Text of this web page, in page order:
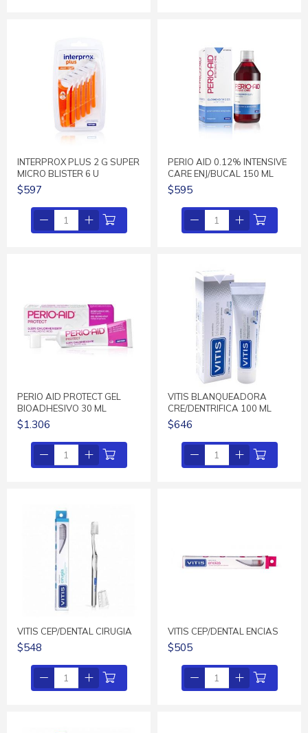
INTERPROX PLUS 2 G SUPER
MICRO BLISTER 6 U
$597
PERIO AID 0.12% INTENSIVE
CARE ENJ/BUCAL 150 ML
$595
PERIO AID PROTECT GEL
BIOADHESIVO 30 ML
$1.306
VITIS BLANQUEADORA
CRE/DENTRIFICA 100 ML
$646
VITIS CEP/DENTAL CIRUGIA
$548
VITIS CEP/DENTAL ENCIAS
$505